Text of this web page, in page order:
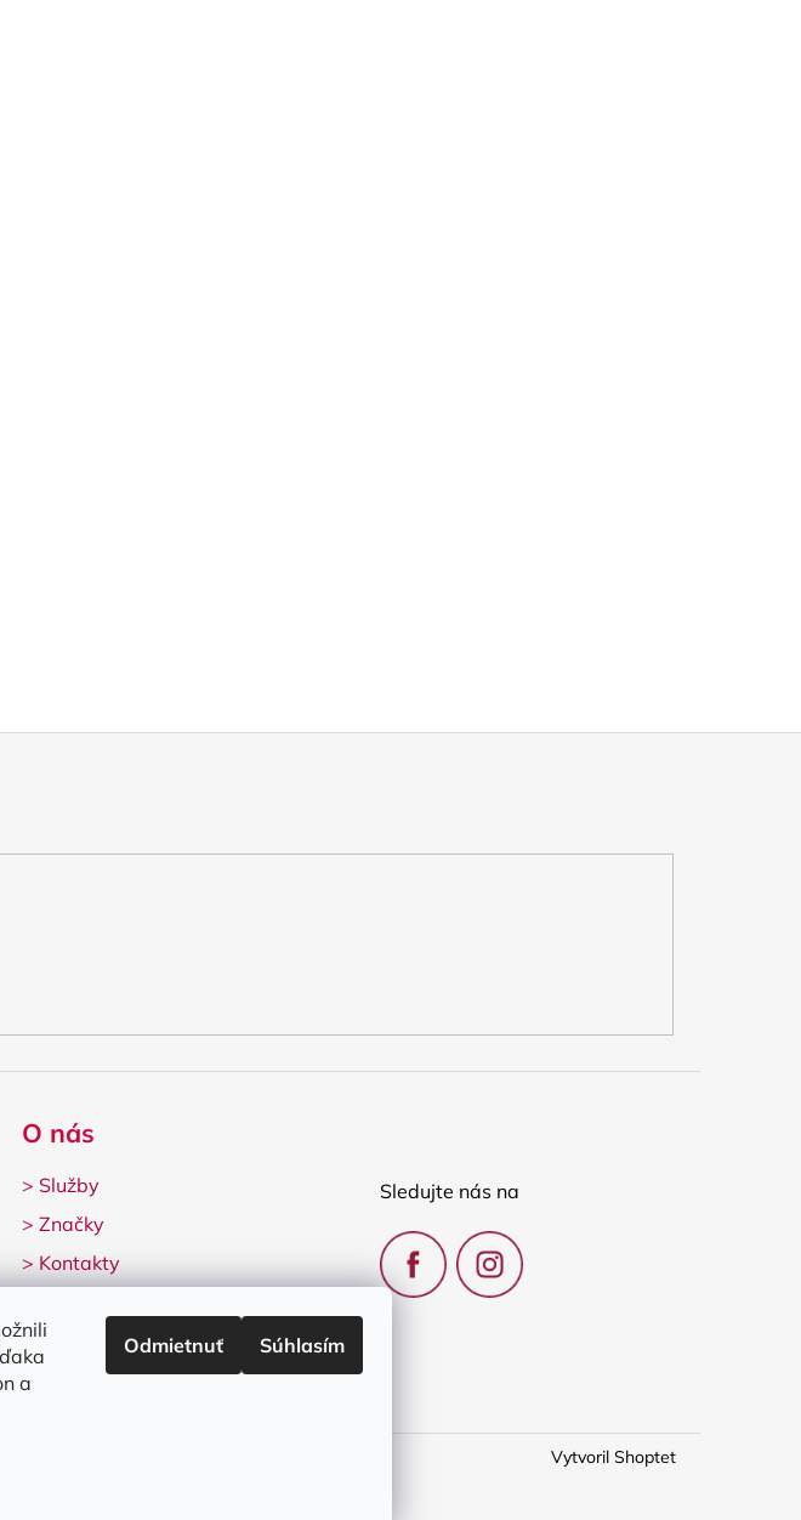
a
Odmietnuť Súhlasím
O nás
> Služby
> Značky
> Kontakty
Sledujte nás na
Vytvoril Shoptet